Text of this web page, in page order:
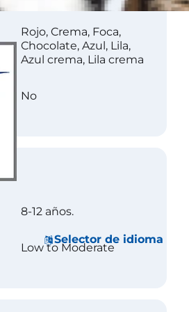
Selector de idioma
Rojo, Crema, Foca,
Chocolate, Azul, Lila,
Azul crema, Lila crema
No
8-12 años.
Low to Moderate